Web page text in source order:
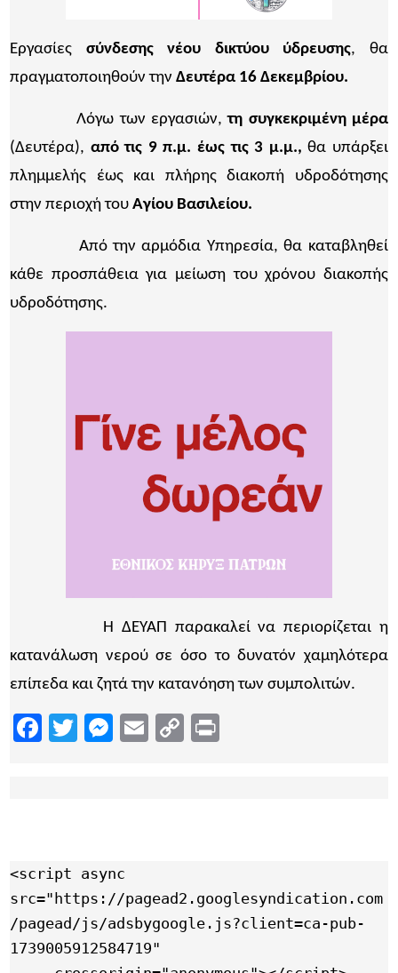
Εργασίες σύνδεσης νέου δικτύου ύδρευσης, θα
πραγματοποιηθούν τηνΔευτέρα 16 Δεκεμβρίου.
Λόγω των εργασιών,τη συγκεκριμένη μέρα
(Δευτέρα), από τις 9 π.μ. έως τις 3 μ.μ., θα υπάρξει
πλημμελής έως και πλήρης διακοπή υδροδότησης
στην περιοχή τουΑγίου Βασιλείου.
Από την αρμόδια Υπηρεσία, θα καταβληθεί
κάθε προσπάθεια για μείωση του χρόνου διακοπής
υδροδότησης.
Η ΔΕΥΑΠ παρακαλεί να περιορίζεται η
κατανάλωση νερού σε όσο το δυνατόν χαμηλότερα
επίπεδα και ζητά την κατανόηση των συμπολιτών.
Facebook
TwitterMessenger
EmailCopy
<script async
src="https://pagead2.googlesyndication.com
/pagead/js/adsbygoogle.js?client=ca-pub-
1739005912584719"